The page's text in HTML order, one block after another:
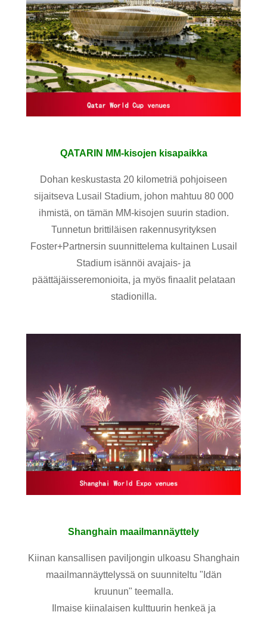
QATARIN MM-kisojen kisapaikka
Dohan keskustasta 20 kilometriä pohjoiseen
sijaitseva Lusail Stadium, johon mahtuu 80 000
ihmistä, on tämän MM-kisojen suurin stadion.
Tunnetun brittiläisen rakennusyrityksen
Foster+Partnersin suunnittelema kultainen Lusail
Stadium isännöi avajais- ja
päättäjäisseremonioita, ja myös finaalit pelataan
stadionilla.
Shanghain maailmannäyttely
Kiinan kansallisen paviljongin ulkoasu Shanghain
maailmannäyttelyssä on suunniteltu "Idän
kruunun" teemalla.
Ilmaise kiinalaisen kulttuurin henkeä ja